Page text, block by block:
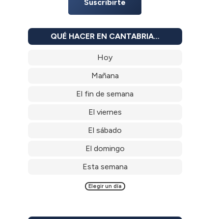
Suscribirte
QUÉ HACER EN CANTABRIA…
Hoy
Mañana
El fin de semana
El viernes
El sábado
El domingo
Esta semana
Elegir un día